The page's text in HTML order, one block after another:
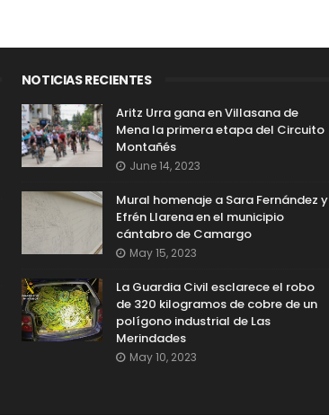
NOTICIAS RECIENTES
Aritz Urra gana en Villasana de
Mena la primera etapa del Circuito
Montañés
June 14, 2023
Mural homenaje a Sara Fernández y
Efrén Llarena en el municipio
cántabro de Camargo
May 15, 2023
La Guardia Civil esclarece el robo
de 320 kilogramos de cobre de un
polígono industrial de Las
Merindades
May 10, 2023